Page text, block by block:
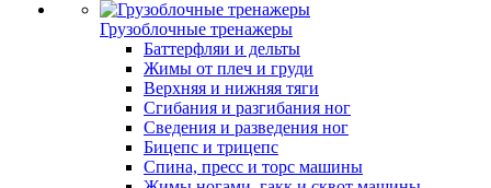
Грузоблочные тренажеры
Баттерфляи и дельты
Жимы от плеч и груди
Верхняя и нижняя тяги
Сгибания и разгибания ног
Сведения и разведения ног
Бицепс и трицепс
Спина, пресс и торс машины